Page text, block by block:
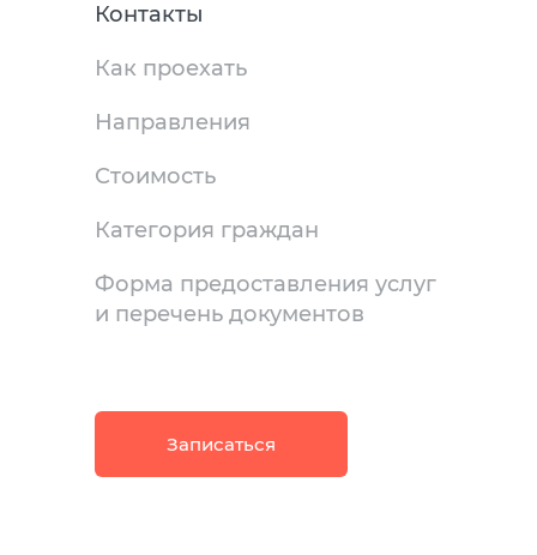
Контакты
Как проехать
Направления
Стоимость
Категория граждан
Форма предоставления услуг
и перечень документов
Записаться